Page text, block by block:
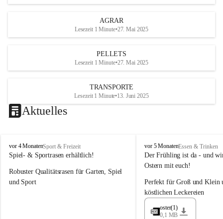
office@mayer-lipsch.at
AGRAR
Lesezeit 1 Minute•27. Mai 2025
PELLETS
Lesezeit 1 Minute•27. Mai 2025
TRANSPORTE
Lesezeit 1 Minute•13. Juni 2025
Aktuelles
M
a
e
r
vor 4 MonatenSport & Freizeit
Spiel- & Sportrasen erhältlich!
Robuster Qualitätsrasen für Garten, Spiel
und Sport
M
a
y
r
G
ü
vor 5 MonatenEssen & Trinken
Der Frühling ist da - und
Ostern mit euch!
Perfekt für Groß und Klein
köstlichen Leckereien
oster(1)
0,1 MB